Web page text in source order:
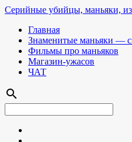
Серийные убийцы, маньяки,
Главная
Знаменитые маньяки —
Фильмы про маньяков
Магазин-ужасов
ЧАТ
search